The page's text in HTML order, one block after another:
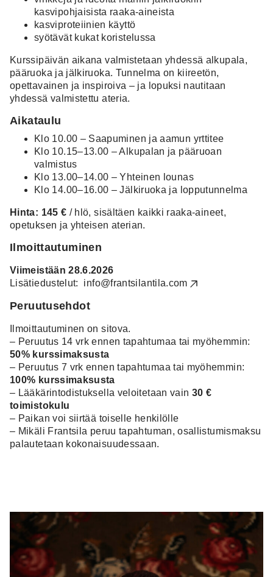
kasvipohjaisista raaka-aineista
kasviproteiinien käyttö
syötävät kukat koristelussa
Kurssipäivän aikana valmistetaan yhdessä alkupala,
pääruoka ja jälkiruoka. Tunnelma on kiireetön,
opettavainen ja inspiroiva – ja lopuksi nautitaan
yhdessä valmistettu ateria.
Aikataulu
Klo 10.00 – Saapuminen ja aamun yrttitee
Klo 10.15–13.00 – Alkupalan ja pääruoan
valmistus
Klo 13.00–14.00 – Yhteinen lounas
Klo 14.00–16.00 – Jälkiruoka ja lopputunnelma
Hinta: 145 € / hlö, sisältäen kaikki raaka-aineet,
opetuksen ja yhteisen aterian.
Ilmoittautuminen
Viimeistään 28.6.2026
Lisätiedustelut: info@frantsilantila.com
Peruutusehdot
Ilmoittautuminen on sitova.
– Peruutus 14 vrk ennen tapahtumaa tai myöhemmin:
50% kurssimaksusta
– Peruutus 7 vrk ennen tapahtumaa tai myöhemmin:
100% kurssimaksusta
– Lääkärintodistuksella veloitetaan vain 30 €
toimistokulu
– Paikan voi siirtää toiselle henkilölle
– Mikäli Frantsila peruu tapahtuman, osallistumismaksu
palautetaan kokonaisuudessaan.